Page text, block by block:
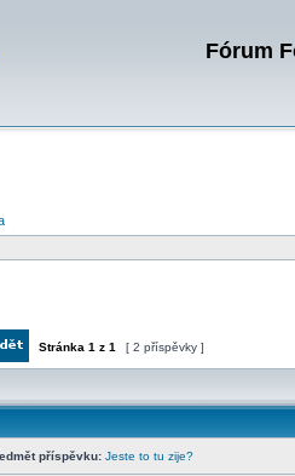
Fórum
Odpovědět na téma
Stránka 1 z 1 [ 2 příspěvky ]
příspěvku: Jeste to tu zije?